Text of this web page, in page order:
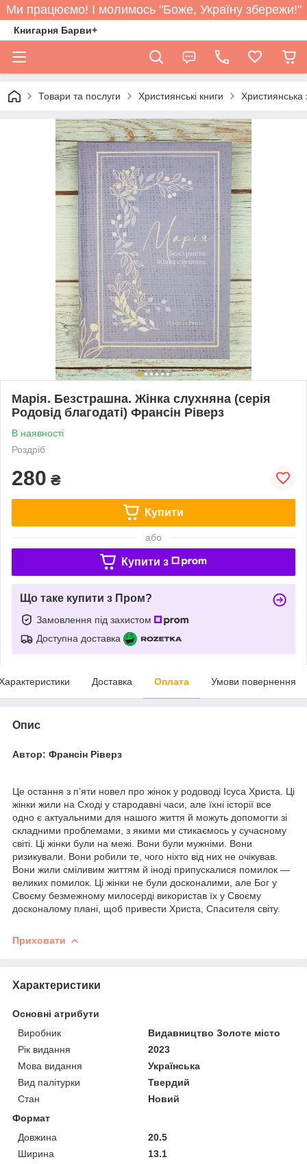
Ми працюємо! І молимось "Боже, Україну збережи!"
Книгарня Барви+
Товари та послуги Християнські книги Християнська
Марія. Безстрашна. Жінка слухняна (серія
Родовід благодаті) Франсін Ріверз
В наявності
Роздріб
280 ₴
Купити
або
Купити з
Що таке купити з Пром?
Замовлення під захистом
Доступна доставка
Доставка Оплата Умови повернення
Опис
Автор: Франсін Ріверз
Це остання з п’яти новел про жінок у родоводі Ісуса Христа. Ці
жінки жили на Сході у стародавні часи, але їхні історії все
одно є актуальними для нашого життя й можуть допомогти зі
складними проблемами, з якими ми стикаємось у сучасному
світі. Ці жінки були на межі. Вони були мужніми. Вони
ризикували. Вони робили те, чого ніхто від них не очікував.
Вони жили сміливим життям й іноді припускалися помилок —
великих помилок. Ці жінки не були досконалими, але Бог у
Своєму безмежному милосерді використав їх у Своєму
досконалому плані, щоб привести Христа, Спасителя світу.
Приховати
Характеристики
Основні атрибути
Виробник
Видавництво Золоте місто
Рік видання
2023
Мова видання
Українська
Вид палітурки
Твердий
Стан
Новий
Формат
Довжина
20.5
Ширина
13.1